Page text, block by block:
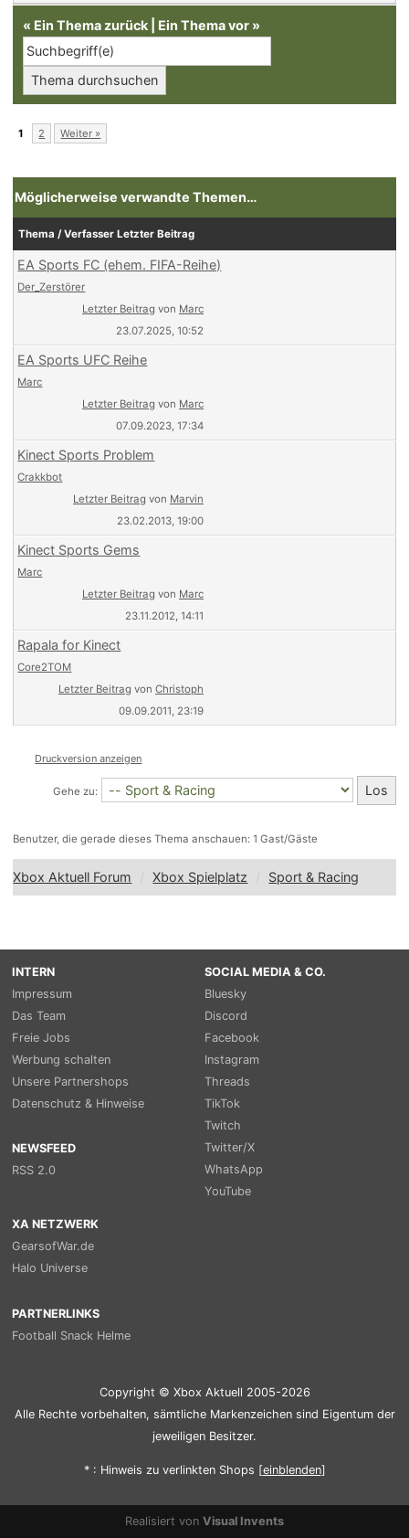
« Ein Thema zurück Ein Thema vor »
1 2 Weiter »
Möglicherweise verwandte Themen…
Thema / Verfasser Letzter Beitrag
EA Sports FC (ehem. FIFA-Reihe)
Der_Zerstörer
Letzter Beitrag von Marc
23.07.2025, 10:52
EA Sports UFC Reihe
Marc
Letzter Beitrag von Marc
07.09.2023, 17:34
Kinect Sports Problem
Crakkbot
Letzter Beitrag von Marvin
23.02.2013, 19:00
Kinect Sports Gems
Marc
Letzter Beitrag von Marc
23.11.2012, 14:11
Rapala for Kinect
Core2TOM
Letzter Beitrag von Christoph
09.09.2011, 23:19
Druckversion anzeigen
Gehe zu:
Benutzer, die gerade dieses Thema anschauen: 1 Gast/Gäste
Xbox Aktuell Forum Xbox Spielplatz Sport & Racing
INTERN
Impressum
Das Team
Freie Jobs
Werbung schalten
Unsere Partnershops
Datenschutz & Hinweise
NEWSFEED
RSS 2.0
SOCIAL MEDIA & CO.
Bluesky
Discord
Facebook
Instagram
Threads
TikTok
Twitch
Twitter/X
WhatsApp
YouTube
XA NETZWERK
GearsofWar.de
Halo Universe
PARTNERLINKS
Football Snack Helme
Copyright © Xbox Aktuell 2005-2026
Alle Rechte vorbehalten, sämtliche Markenzeichen sind Eigentum der
jeweiligen Besitzer.
* : Hinweis zu verlinkten Shops [einblenden]
Realisiert von Visual Invents